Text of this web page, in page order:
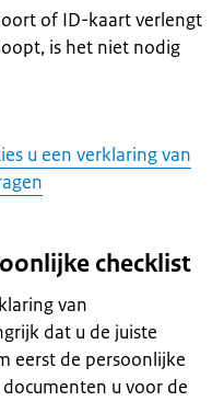
of ID-kaart verlengt
is het niet nodig
u een verklaring van
checklist
van
dat u de juiste
eerst de persoonlijke
u voor de